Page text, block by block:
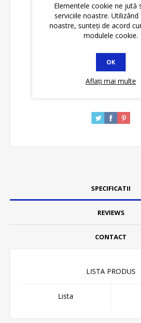
Disponibilitate: În
SPECIFICATII
REVIEWS
CONTACT
LISTA PRODUS
Lista
Elementele cookie ne jută
serviciile noastre. Utilizând
noastre, sunteți de acord
modulele cookie.
OK
Aflați mai multe